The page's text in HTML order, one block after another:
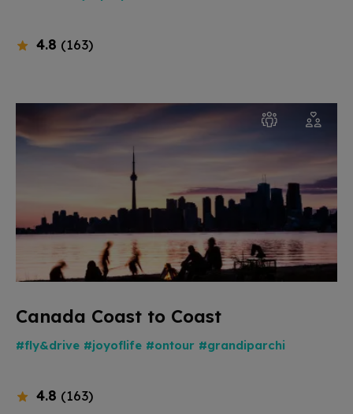
4.8 (163)
Canada Coast to Coast
#fly&drive #joyoflife #ontour #grandiparchi
4.8 (163)